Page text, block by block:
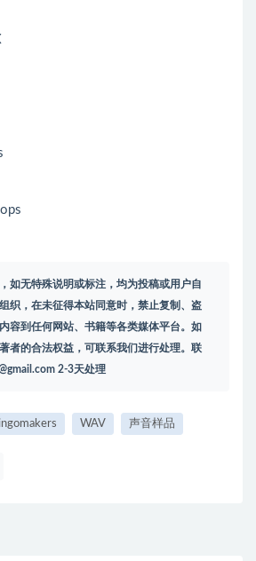
如无特殊说明或标注，均为投稿或用户自
织，在未征得本站同意时，禁止复制、盗
容到任何网站、书籍等各类媒体平台。如
者的合法权益，可联系我们进行处理。联
2-3天处理
WAV 声音样品